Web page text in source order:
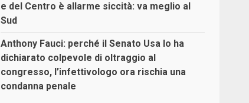
e del Centro è allarme siccità: va meglio al
Sud
Anthony Fauci: perché il Senato Usa lo ha
dichiarato colpevole di oltraggio al
congresso, l’infettivologo ora rischia una
condanna penale